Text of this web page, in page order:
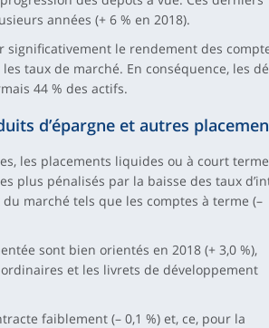
années (+ 6 % en 2018).
significativement le rendement des
taux de marché. En conséquence, les
44 % des actifs.
d’épargne et autres
les placements liquides ou à court terme
plus pénalisés par la baisse des taux
marché tels que les comptes à terme (–
sont bien orientés en 2018 (+ 3,0 %),
et les livrets de développement
faiblement (– 0,1 %) et, ce, pour la